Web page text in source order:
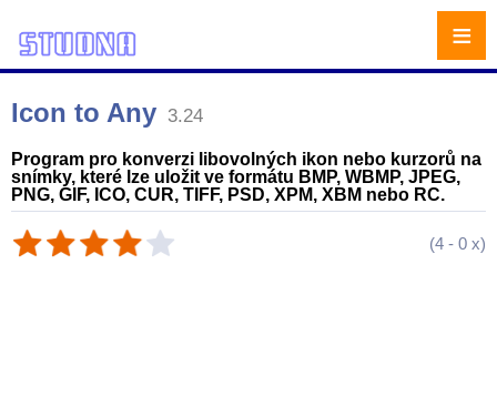
Icon to Any 3.24
Program pro konverzi libovolných ikon nebo kurzorů na
snímky, které lze uložit ve formátu BMP, WBMP, JPEG,
PNG, GIF, ICO, CUR, TIFF, PSD, XPM, XBM nebo RC.
(4 - 0 x)
≡